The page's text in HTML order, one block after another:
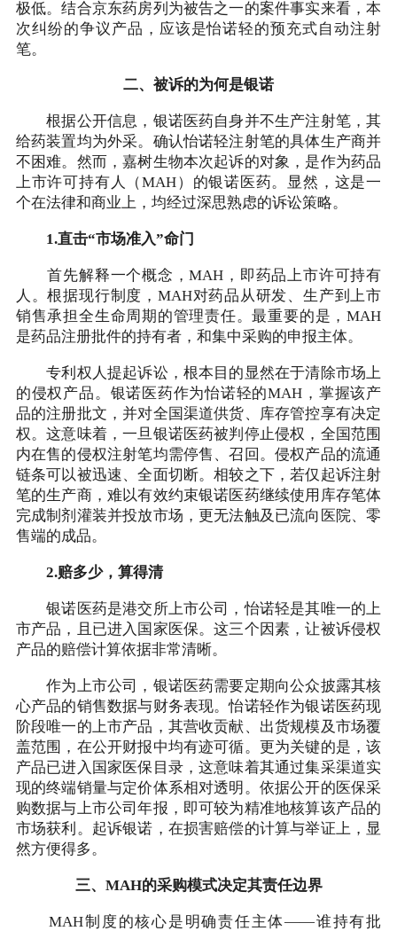
极低。结合京东药房列为被告之一的案件事实来看，本
次纠纷的争议产品，应该是怡诺轻的预充式自动注射
笔。
二、被诉的为何是银诺
根据公开信息，银诺医药自身并不生产注射笔，其
给药装置均为外采。确认怡诺轻注射笔的具体生产商并
不困难。然而，嘉树生物本次起诉的对象，是作为药品
上市许可持有人（MAH）的银诺医药。显然，这是一
个在法律和商业上，均经过深思熟虑的诉讼策略。
1.直击“市场准入”命门
首先解释一个概念，MAH，即药品上市许可持有
人。根据现行制度，MAH对药品从研发、生产到上市
销售承担全生命周期的管理责任。最重要的是，MAH
是药品注册批件的持有者，和集中采购的申报主体。
专利权人提起诉讼，根本目的显然在于清除市场上
的侵权产品。银诺医药作为怡诺轻的MAH，掌握该产
品的注册批文，并对全国渠道供货、库存管控享有决定
权。这意味着，一旦银诺医药被判停止侵权，全国范围
内在售的侵权注射笔均需停售、召回。侵权产品的流通
链条可以被迅速、全面切断。相较之下，若仅起诉注射
笔的生产商，难以有效约束银诺医药继续使用库存笔体
完成制剂灌装并投放市场，更无法触及已流向医院、零
售端的成品。
2.赔多少，算得清
银诺医药是港交所上市公司，怡诺轻是其唯一的上
市产品，且已进入国家医保。这三个因素，让被诉侵权
产品的赔偿计算依据非常清晰。
作为上市公司，银诺医药需要定期向公众披露其核
心产品的销售数据与财务表现。怡诺轻作为银诺医药现
阶段唯一的上市产品，其营收贡献、出货规模及市场覆
盖范围，在公开财报中均有迹可循。更为关键的是，该
产品已进入国家医保目录，这意味着其通过集采渠道实
现的终端销量与定价体系相对透明。依据公开的医保采
购数据与上市公司年报，即可较为精准地核算该产品的
市场获利。起诉银诺，在损害赔偿的计算与举证上，显
然方便得多。
三、MAH的采购模式决定其责任边界
MAH制度的核心是明确责任主体——谁持有批